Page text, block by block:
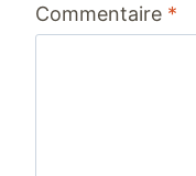
étoiles
étoiles
étoiles
étoiles
étoile
Commentaire *